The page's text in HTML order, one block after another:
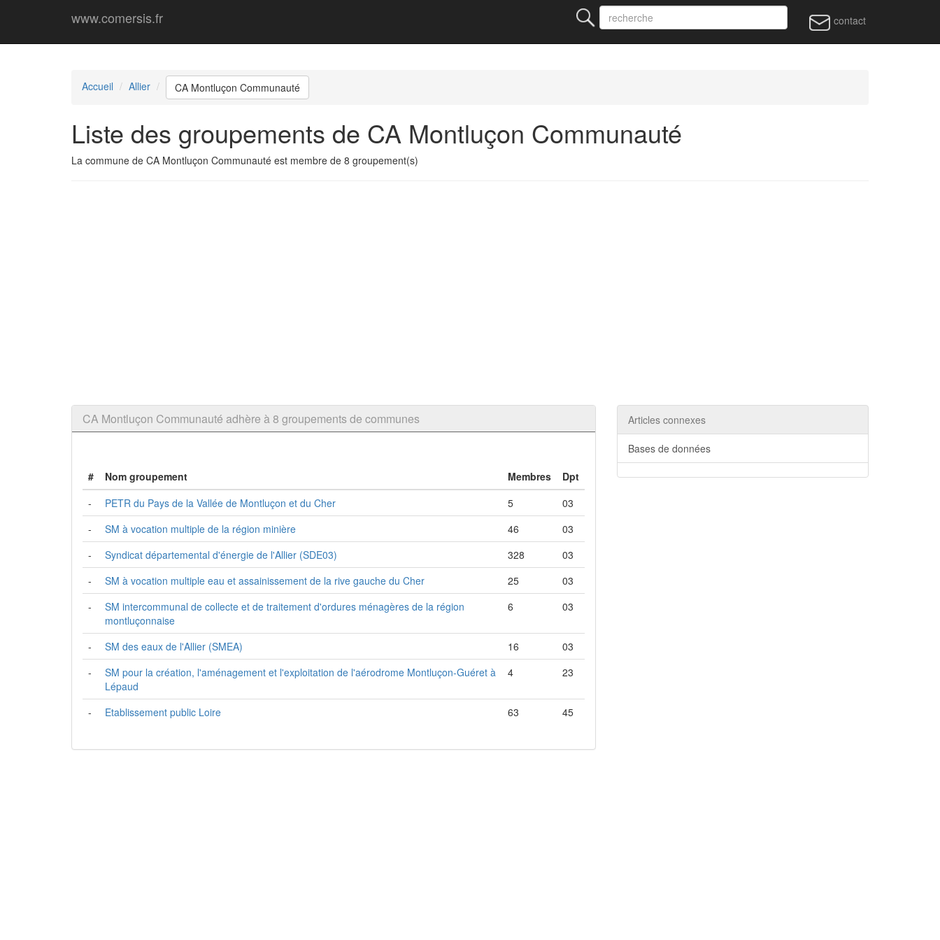
www.comersis.fr contact
Accueil Allier CA Montluçon Communauté
Liste des groupements de CA Montluçon Communauté
La commune de CA Montluçon Communauté est membre de 8 groupement(s)
CA Montluçon Communauté adhère à 8 groupements de communes
# Nom groupement Membres
Dpt
-
PETR du Pays de la Vallée de Montluçon et du Cher 5
03
-
SM à vocation multiple de la région minière 46
03
-
Syndicat départemental d'énergie de l'Allier (SDE03) 328
03
-
SM à vocation multiple eau et assainissement de la rive gauche du Cher 25
03
-
SM intercommunal de collecte et de traitement d'ordures ménagères de la région
montluçonnaise
6 03
- SM des eaux de l'Allier (SMEA) 16
03
-
SM pour la création, l'aménagement et l'exploitation de l'aérodrome Montluçon-Guéret à
Lépaud
4 23
- Etablissement public Loire 63 45
Articles connexes
Bases de données